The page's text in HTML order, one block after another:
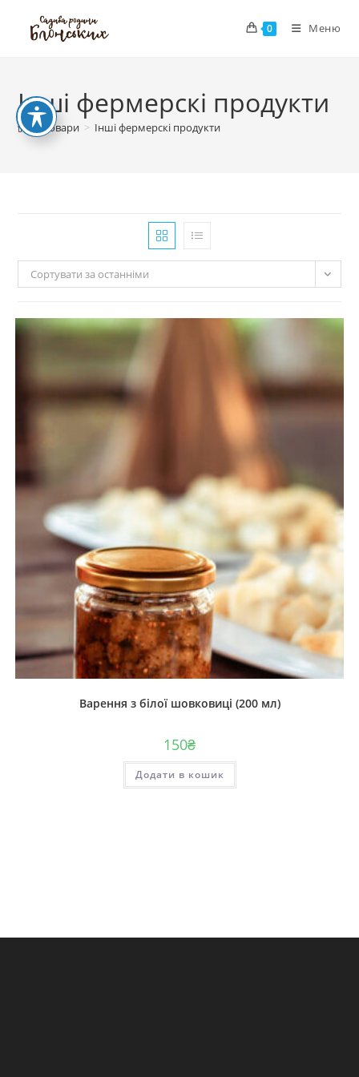
0 Меню
Інші фермерскі продукти
> Товари > Інші фермерскі продукти
Сортувати за останніми
Варення з білої шовковиці (200 мл)
150₴
Додати в кошик